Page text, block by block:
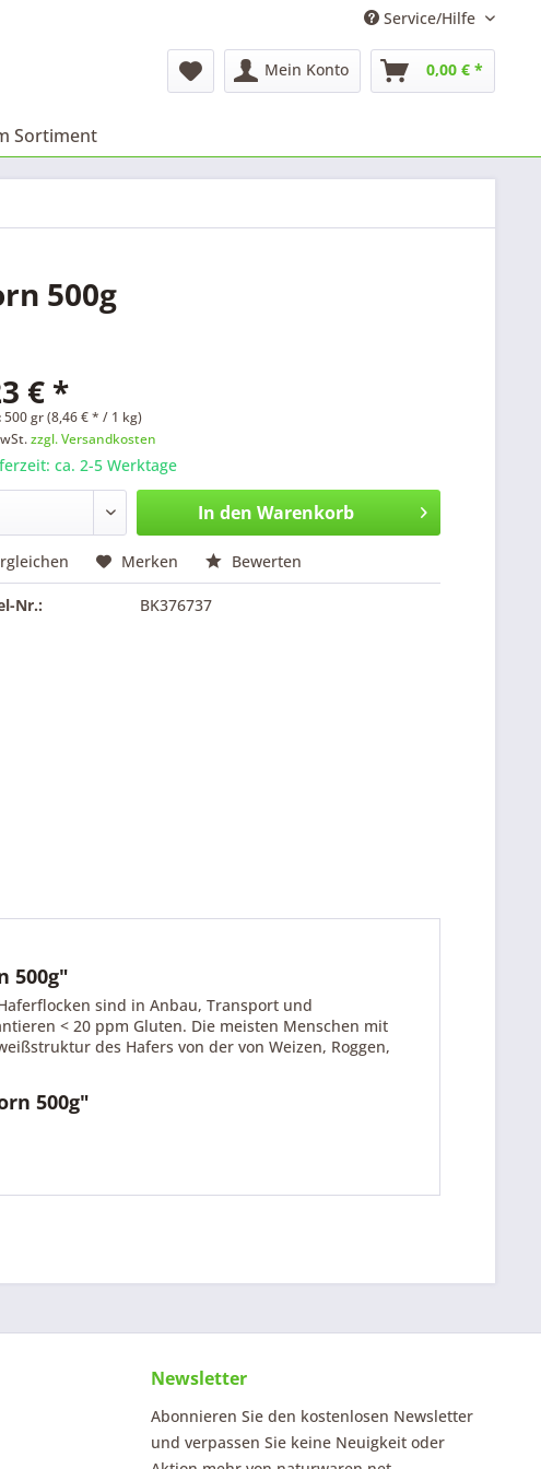
Service/Hilfe
Mein Konto 0,00 € *
Sortiment
500g
€ *
500 gr (8,46 € * / 1 kg)
zzgl. Versandkosten
ca. 2-5 Werktage
In den Warenkorb
Merken Bewerten
Nr.: BK376737
500g"
sind in Anbau, Transport und
< 20 ppm Gluten. Die meisten Menschen mit
des Hafers von der von Weizen, Roggen,
500g"
Newsletter
Abonnieren Sie den kostenlosen Newsletter
und verpassen Sie keine Neuigkeit oder